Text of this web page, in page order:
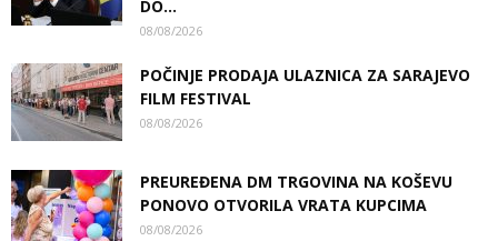
DO...
08/08/2026
POČINJE PRODAJA ULAZNICA ZA SARAJEVO
FILM FESTIVAL
08/08/2026
PREUREĐENA DM TRGOVINA NA KOŠEVU
PONOVO OTVORILA VRATA KUPCIMA
08/08/2026